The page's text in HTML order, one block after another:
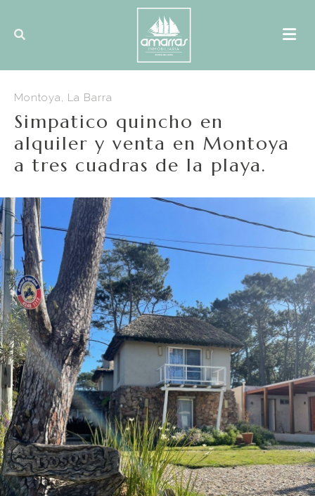
Montoya, La Barra
Simpatico quincho en
alquiler y venta en Montoya
a tres cuadras de la playa.